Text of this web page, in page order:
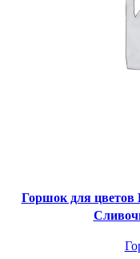
Горшок для цветов